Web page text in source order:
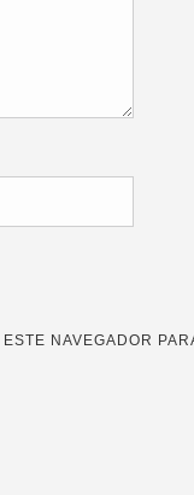
NAVEGADOR